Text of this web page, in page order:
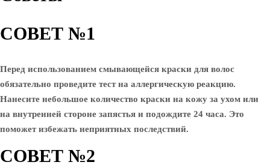
СОВЕТ №1
Перед использованием смывающейся краски для волос
обязательно проведите тест на аллергическую реакцию.
Нанесите небольшое количество краски на кожу за ухом или
на внутренней стороне запястья и подождите 24 часа. Это
поможет избежать неприятных последствий.
СОВЕТ №2